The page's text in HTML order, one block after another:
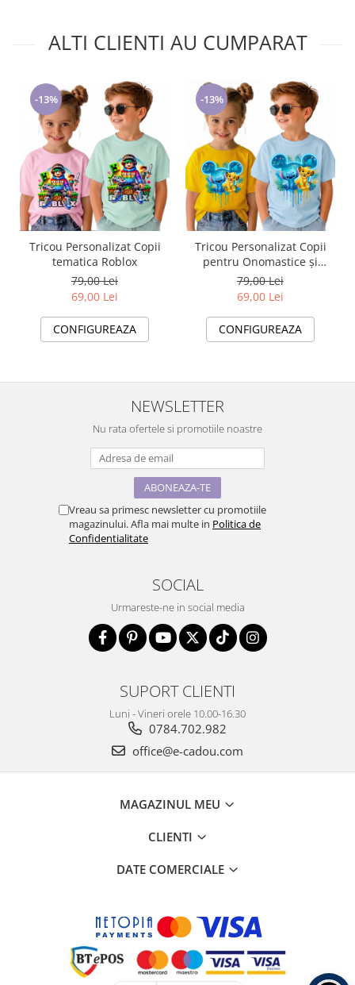
ALTI CLIENTI AU CUMPARAT
-13%
Tricou Personalizat Copii
tematica Roblox
79,00 Lei
69,00 Lei
CONFIGUREAZA
-13%
Tricou Personalizat Copii
pentru Onomastice și
Petreceri SImba Stich
79,00 Lei
69,00 Lei
CONFIGUREAZA
NEWSLETTER
Nu rata ofertele si promotiile noastre
Vreau sa primesc newsletter cu promotiile
magazinului. Afla mai multe in Politica de
Confidentialitate
SOCIAL
Urmareste-ne in social media
SUPORT CLIENTI
Luni - Vineri orele 10.00-16.30
0784.702.982
office@e-cadou.com
MAGAZINUL MEU
CLIENTI
DATE COMERCIALE